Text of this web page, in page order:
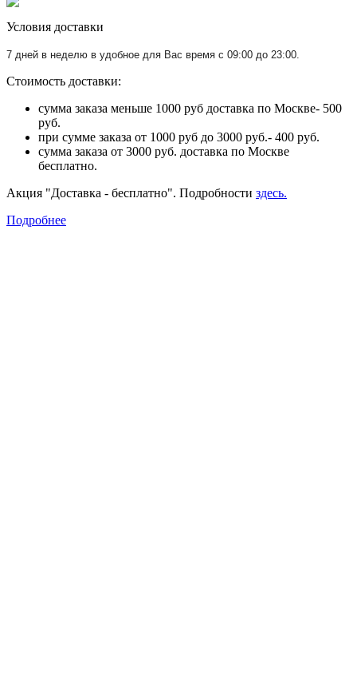
Условия доставки
7 дней в неделю в удобное для Вас время с 09:00 до 23:00.
Стоимость доставки:
сумма заказа меньше 1000 руб доставка по Москве- 500
руб.
при сумме заказа от 1000 руб до 3000 руб.- 400 руб.
сумма заказа от 3000 руб. доставка по Москве
бесплатно.
Акция "Доставка - бесплатно". Подробности здесь.
Подробнее